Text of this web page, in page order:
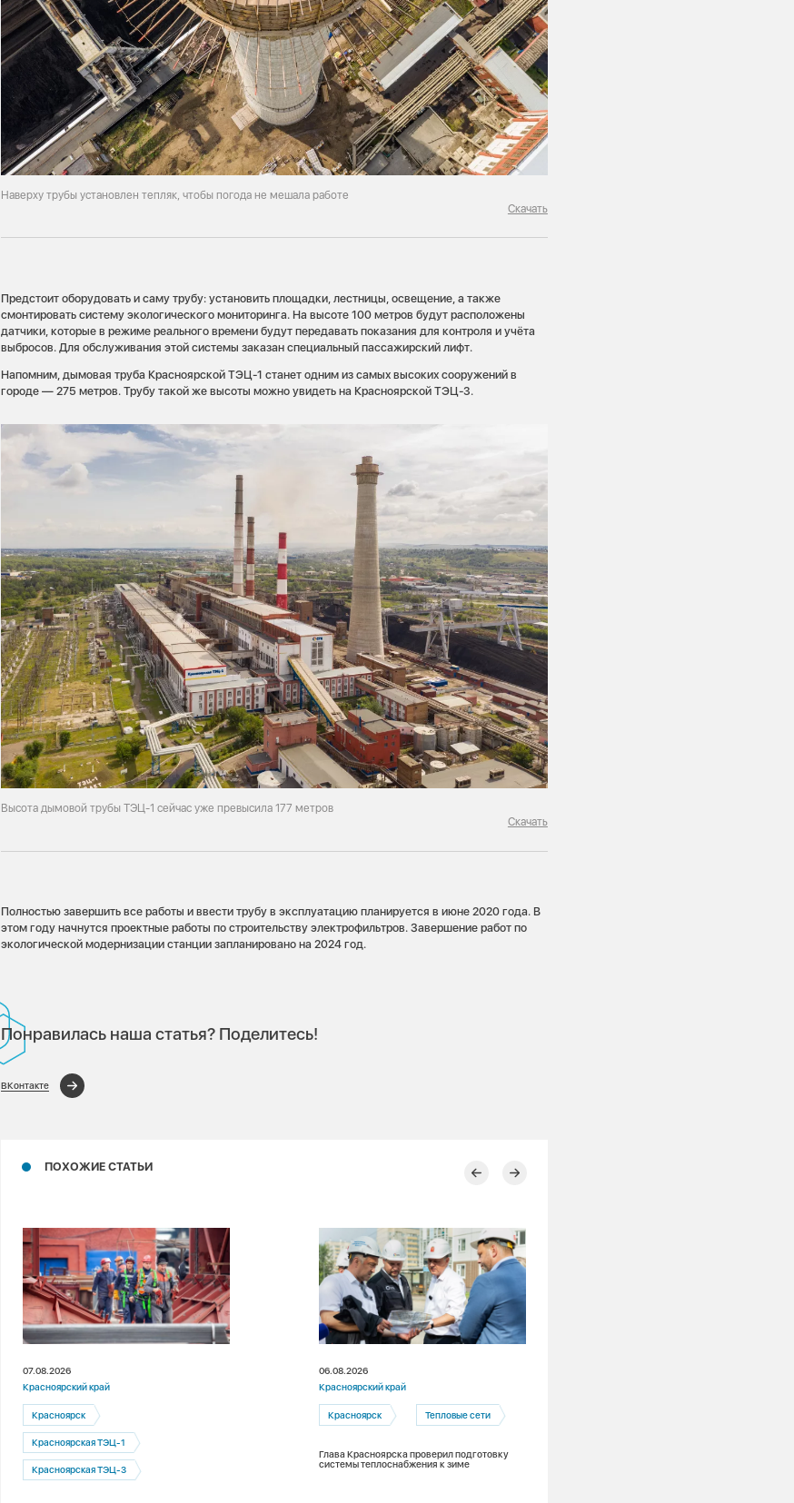
Наверху трубы установлен тепляк, чтобы погода не мешала работе
Скачать
Предстоит оборудовать и саму трубу: установить площадки, лестницы, освещение, а также
смонтировать систему экологического мониторинга. На высоте 100 метров будут расположены
датчики, которые в режиме реального времени будут передавать показания для контроля и учёта
выбросов. Для обслуживания этой системы заказан специальный пассажирский лифт.
Напомним, дымовая труба Красноярской ТЭЦ-1 станет одним из самых высоких сооружений в
городе — 275 метров. Трубу такой же высоты можно увидеть на Красноярской ТЭЦ-3.
Высота дымовой трубы ТЭЦ-1 сейчас уже превысила 177 метров
Скачать
Полностью завершить все работы и ввести трубу в эксплуатацию планируется в июне 2020 года. В
этом году начнутся проектные работы по строительству электрофильтров. Завершение работ по
экологической модернизации станции запланировано на 2024 год.
Понравилась наша статья? Поделитесь!
ВКонтакте
ПОХОЖИЕ СТАТЬИ
07.08.2026
Красноярский край
Красноярск
Красноярская ТЭЦ-1
Красноярская ТЭЦ-3
06.08.2026
Красноярский край
Красноярск Тепловые сети
Глава Красноярска проверил подготовку
системы теплоснабжения к зиме